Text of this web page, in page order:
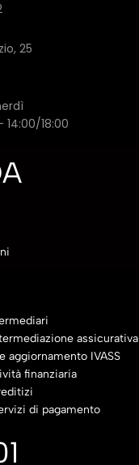
25
14:00/18:00
assicurativa
aggiornamento IVASS
finanziaria
di pagamento